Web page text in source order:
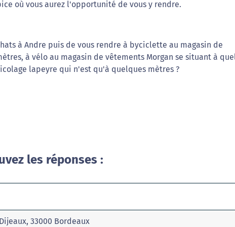
où vous aurez l'opportunité de vous y rendre.
à Andre puis de vous rendre à byciclette au magasin de
à vélo au magasin de vêtements Morgan se situant à
lapeyre qui n'est qu'à quelques mètres ?
les réponses :
33000 Bordeaux